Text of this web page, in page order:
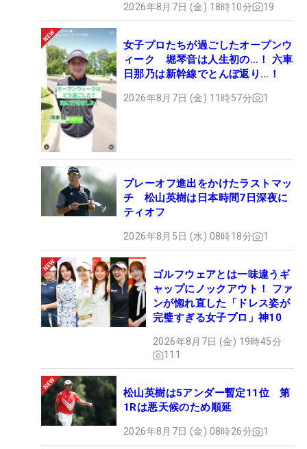
2026年8月7日 (金) 18時10分 19
女子プロたちが過ごしたオープンウ
ィーク 堀琴音は人生初の…！ 六車
日那乃は新幹線でとんぼ返り…！
2026年8月7日 (金) 11時57分 1
プレーオフ進出をかけたラストマッ
チ 松山英樹は日本時間7日深夜に
ティオフ
2026年8月5日 (水) 08時18分 1
ゴルフウェアとは一味違うギ
ャップにノックアウト！ ファ
ンが惚れ直した「ドレス姿が
完璧すぎる女子プロ」神10
2026年8月7日 (金) 19時45分
111
松山英樹は5アンダー暫定11位 第
1Rは悪天候のため順延
2026年8月7日 (金) 08時26分 1